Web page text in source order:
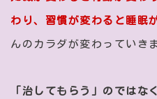
わり、習慣が変わると睡眠
んのカラダが変わっていきま
「治してもらう」のではな